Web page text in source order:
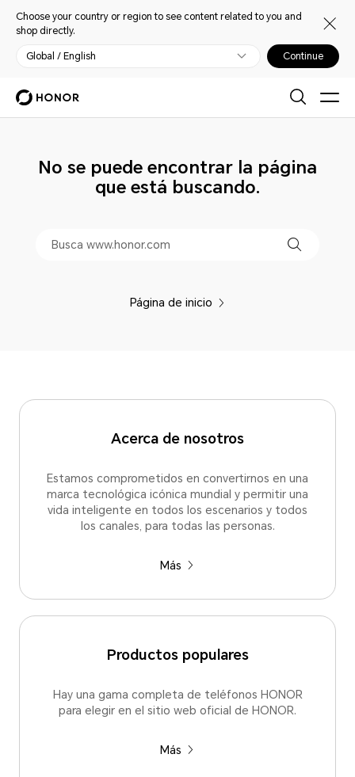
Choose your country or region to see content related to you and
shop directly.
Global / English Continue
No se puede encontrar la página
que está buscando.
Página de inicio
Acerca de nosotros
Estamos comprometidos en convertirnos en una
marca tecnológica icónica mundial y permitir una
vida inteligente en todos los escenarios y todos
los canales, para todas las personas.
Más
Productos populares
Hay una gama completa de teléfonos HONOR
para elegir en el sitio web oficial de HONOR.
Más